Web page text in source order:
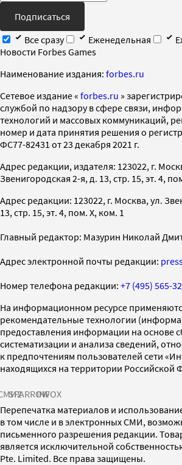
Подписаться
Все сразу
Еженедельная
Новости Forbes Games
Наименование издания: forbes.ru
Cетевое издание « forbes.ru »
службой по надзору в сфере связи,
технологий и массовых коммуникаций,
номер и дата принятия решения о
ФС77-82431 от 23 декабря 2021 г.
Адрес редакции, издателя: 123022, г.
Звенигородская 2-я, д. 13, стр. 15, эт. 4,
Адрес редакции: 123022, г. Москва, ул.
13, стр. 15, эт. 4, пом. X, ком. 1
Главный редактор: Мазурин Николай
Адрес электронной почты редакции:
Номер телефона редакции: +7 (495) 565-
На информационном ресурсе
рекомендательные технологии
предоставления информации на основе
систематизации и анализа сведений,
к предпочтениям пользователей сети
находящихся на территории Российской
SPARROWINFOX
Перепечатка материалов и
в том числе и в электронных СМИ,
письменного разрешения редакции.
является исключительной
Pte. Limited. Все права защищены.